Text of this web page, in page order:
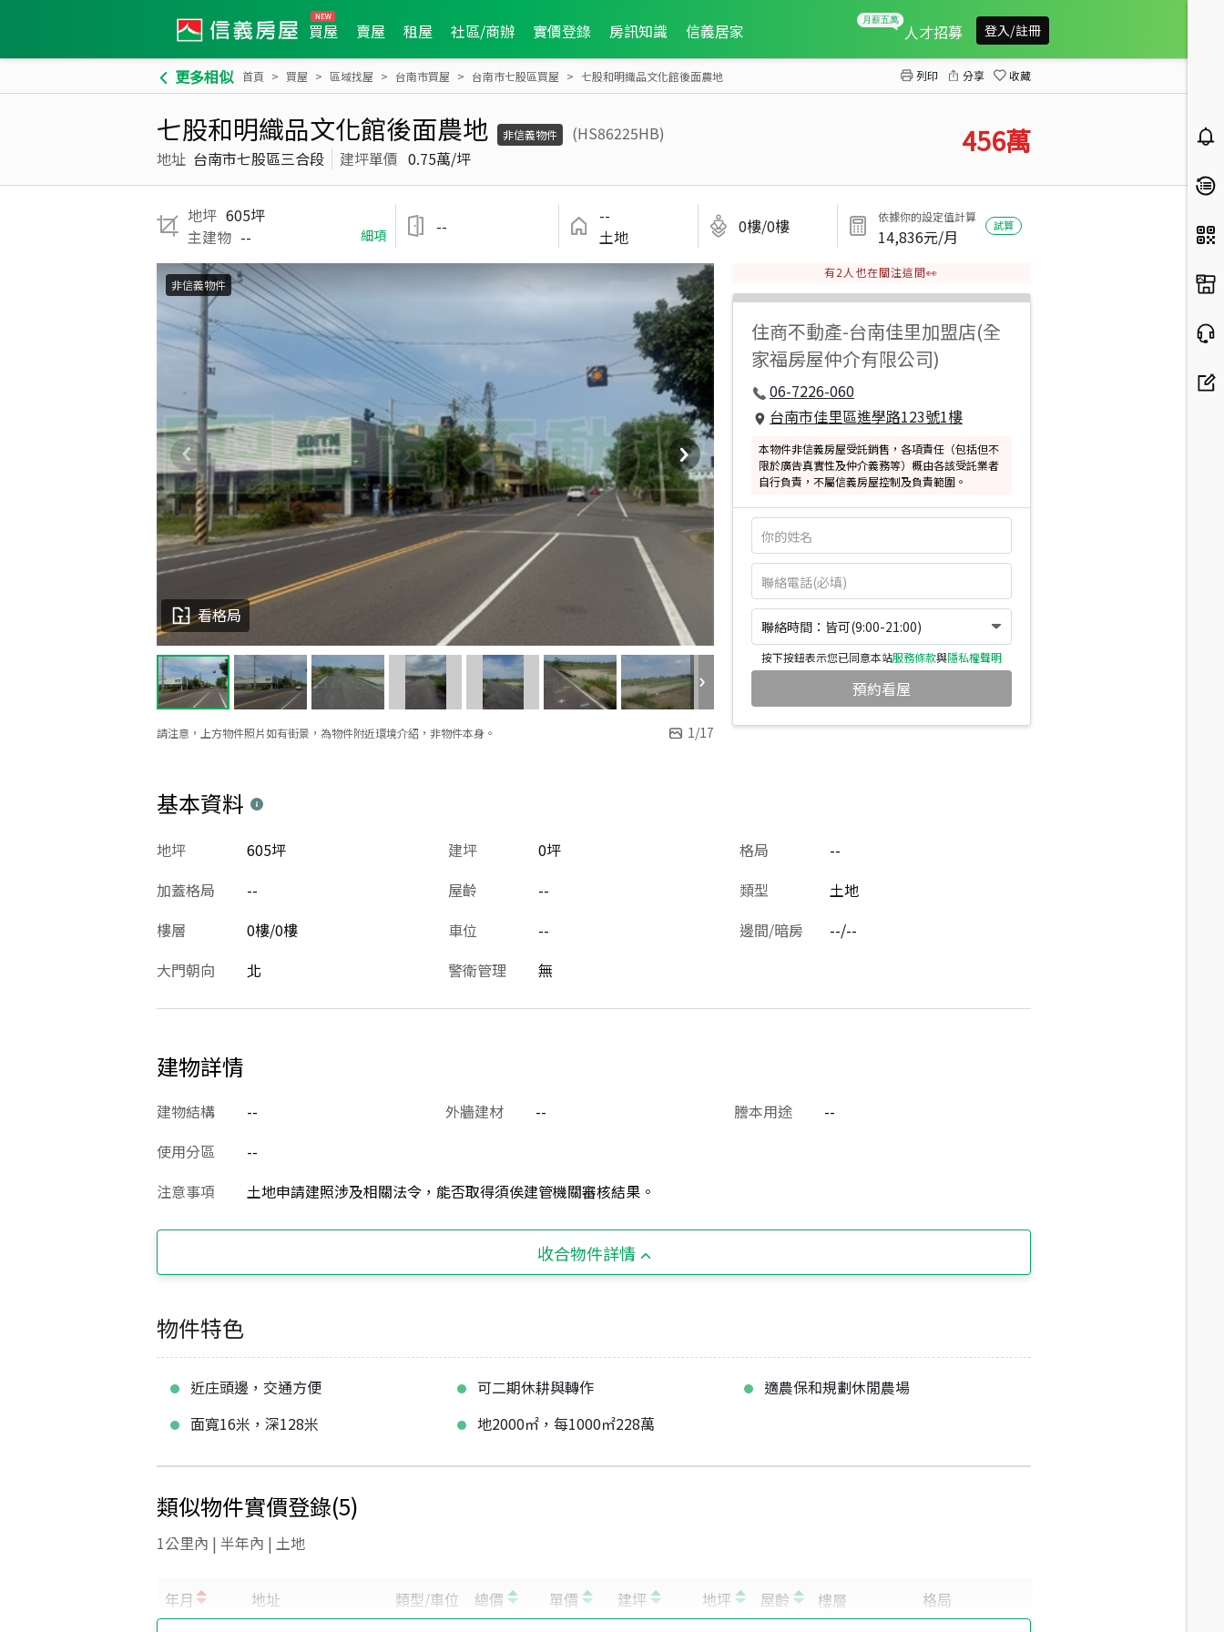
買屋 賣屋 租屋 社區/商辦 實價登錄 房訊知識 信義居家 人才招募 登入/註冊
更多相似 首頁 買屋 區域找屋 台南市買屋 台南市七股區買屋 七股和明織品文化館後面農地 列印 分享 收藏
七股和明織品文化館後面農地 非信義物件
(HS86225HB)
地址 台南市七股區三合段 建坪單價 0.75萬/坪 456萬
地坪 605坪
主建物 -- 細項 --
--
土地
0樓/0樓 依據你的設定值計算
14,836元/月
試算
請注意，上方物件照片如有街景，為物件附近環境介紹，非物件本身。 1/17
看格局
非信義物件
有2 人也在關注這間👀
住商不動產-台南佳里加盟店(全
家福房屋仲介有限公司)
06-7226-060
台南市佳里區進學路123號1樓
本物件非信義房屋受託銷售，各項責任（包括但不
限於廣告真實性及仲介義務等）概由各該受託業者
自行負責，不屬信義房屋控制及負責範圍。
聯絡時間：皆可(9:00-21:00)
按下按鈕表示您已同意本站服務條款與隱私權聲明
預約看屋
基本資料
建坪 0坪
地坪 605坪 格局
--
加蓋格局
-- 屋齡 -- 類型
土地
樓層
0樓/0樓 車位 -- 邊間/暗房
--/--
大門朝向
北 警衛管理 無
建物詳情
建物結構 -- 外牆建材 -- 謄本用途
--
使用分區
--
注意事項
土地申請建照涉及相關法令，能否取得須俟建管機關審核結果。
收合物件詳情
物件特色
近庄頭邊，交通方便 可二期休耕與轉作
適農保和規劃休閒農場
面寬16米，深128米
地2000㎡，每1000㎡228萬
類似物件實價登錄(5)
1公里內 | 半年內 | 土地